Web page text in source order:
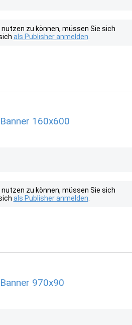
zu können, müssen Sie sich
als Publisher anmelden
160x600
zu können, müssen Sie sich
als Publisher anmelden
970x90